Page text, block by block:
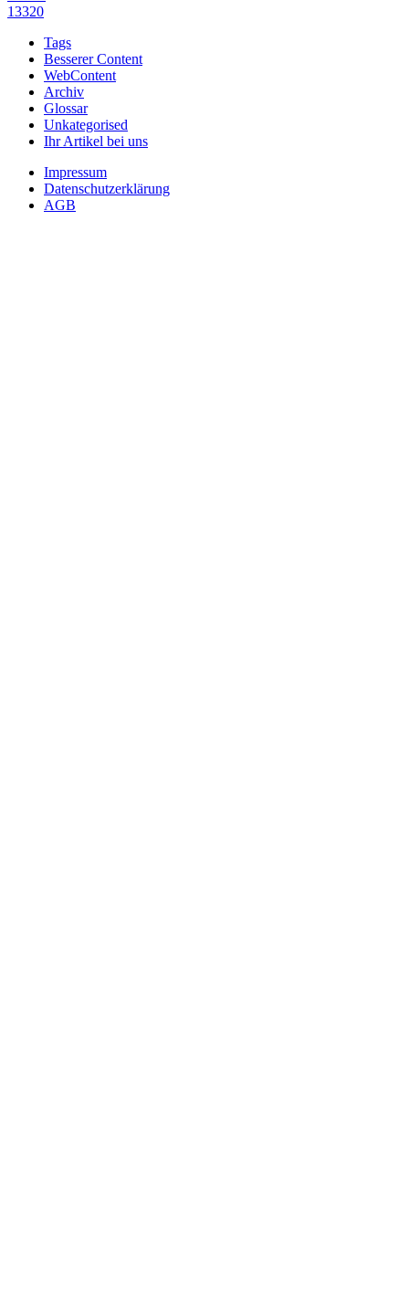
13320
Tags
Besserer Content
WebContent
Archiv
Glossar
Unkategorised
Ihr Artikel bei uns
Impressum
Datenschutzerklärung
AGB